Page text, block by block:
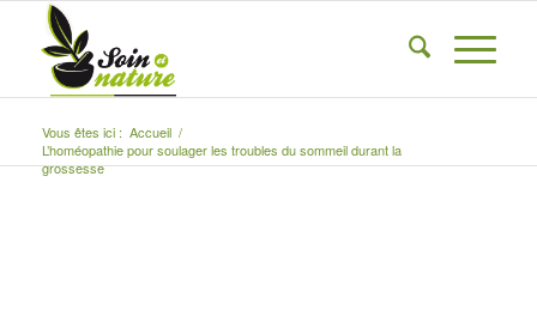
Vous êtes ici : Accueil /
L’homéopathie pour soulager les troubles du sommeil durant la
grossesse